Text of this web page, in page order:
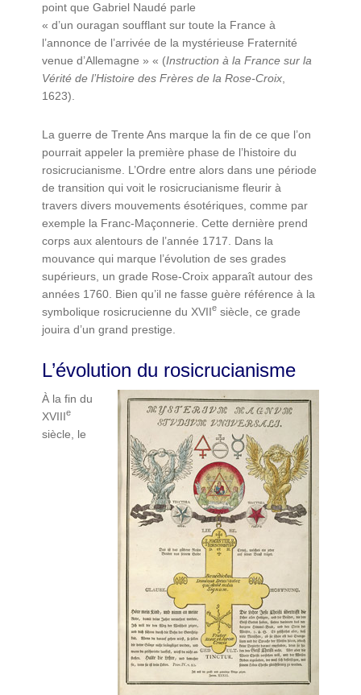
point que Gabriel Naudé parle
« d’un ouragan soufflant sur toute la France à
l’annonce de l’arrivée de la mystérieuse Fraternité
venue d’Allemagne » « (Instruction à la France sur la
Vérité de l’Histoire des Frères de la Rose-Croix
1623).
La guerre de Trente Ans marque la fin de ce que l’on
pourrait appeler la première phase de l’histoire du
rosicrucianisme. L’Ordre entre alors dans une période
de transition qui voit le rosicrucianisme fleurir à
travers divers mouvements ésotériques, comme par
exemple la Franc-Maçonnerie. Cette dernière prend
corps aux alentours de l’année 1717. Dans la
mouvance qui marque l’évolution de ses grades
supérieurs, un grade Rose-Croix apparaît autour des
années 1760. Bien qu’il ne fasse guère référence à la
symbolique rosicrucienne du XVIIe siècle, ce grade
jouira d’un grand prestige.
L’évolution du rosicrucianisme
À la fin du
XVIIIe
siècle, le